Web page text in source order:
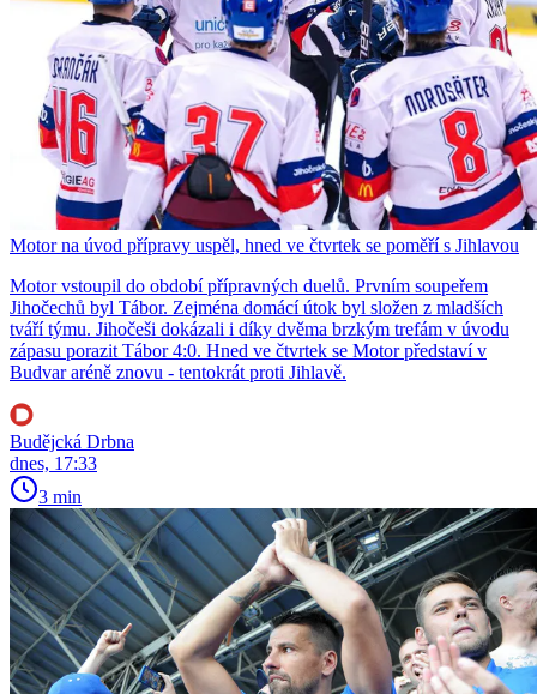
Motor na úvod přípravy uspěl, hned ve čtvrtek se poměří s Jihlavou
Motor vstoupil do období přípravných duelů. Prvním soupeřem
Jihočechů byl Tábor. Zejména domácí útok byl složen z mladších
tváří týmu. Jihočeši dokázali i díky dvěma brzkým trefám v úvodu
zápasu porazit Tábor 4:0. Hned ve čtvrtek se Motor představí v
Budvar aréně znovu - tentokrát proti Jihlavě.
Budějcká Drbna
dnes, 17:33
3 min